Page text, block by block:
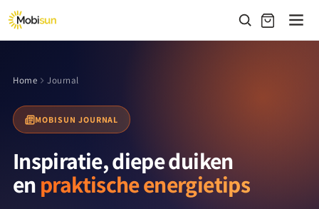
naar de
content
Home Journal
MOBISUN JOURNAL
Inspiratie, diepe duiken
enpraktische energietips